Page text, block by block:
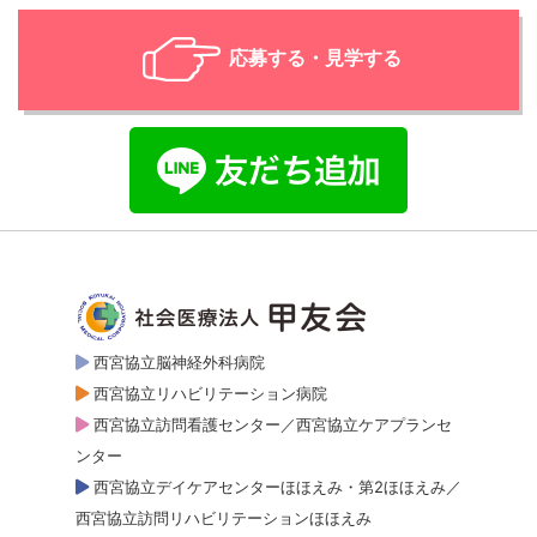
応募する・見学する
西宮協立脳神経外科病院
西宮協立リハビリテーション病院
西宮協立訪問看護センター／西宮協立ケアプランセ
ンター
西宮協立デイケアセンターほほえみ・第2ほほえみ／
西宮協立訪問リハビリテーションほほえみ